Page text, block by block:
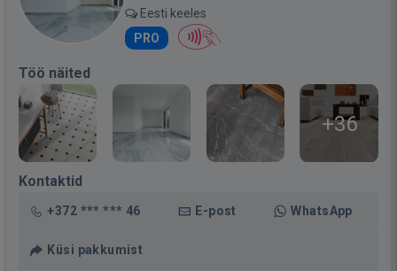
Eesti keeles
PRO
Töö näited
+36
Kontaktid
+372 *** *** 46 E-post WhatsApp
Küsi pakkumist